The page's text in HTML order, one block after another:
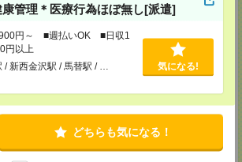
康管理＊医療行為ほぼ無し[派遣]
円～ ■週払いOK ■日収1
円以上
/ 新西金沢駅 / 馬替駅 / … 気になる!
どちらも気になる！
イページ作成をいただいた旨をお伝えください。
ンタビュー